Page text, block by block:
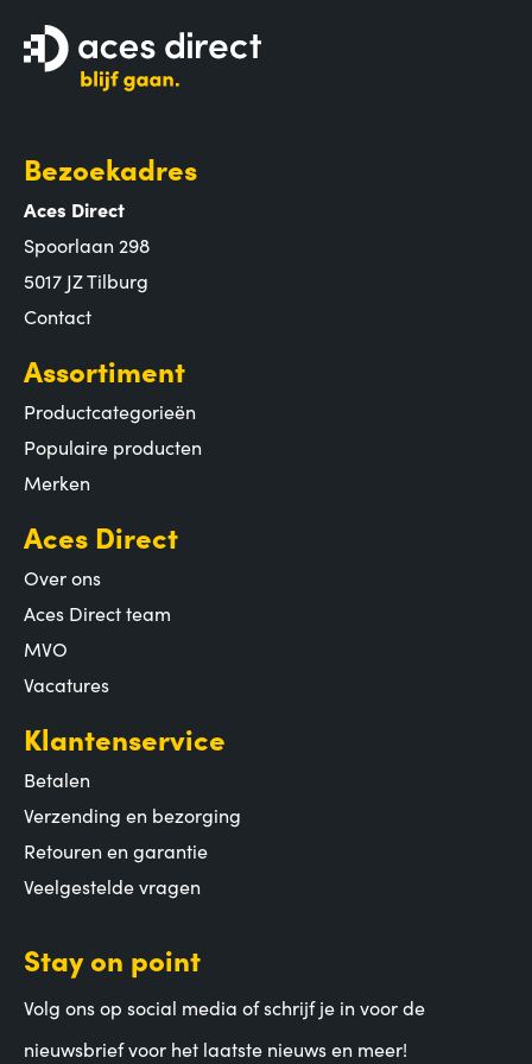
Bezoekadres
Aces Direct
Spoorlaan 298
5017 JZ Tilburg
Contact
Assortiment
Productcategorieën
Populaire producten
Merken
Aces Direct
Over ons
Aces Direct team
MVO
Vacatures
Klantenservice
Betalen
Verzending en bezorging
Retouren en garantie
Veelgestelde vragen
Stay on point
Volg ons op social media of schrijf je in voor de
nieuwsbrief voor het laatste nieuws en meer!